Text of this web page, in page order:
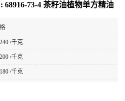
68916-73-4 茶籽油植物单方精油
240 /千克
200 /千克
180 /千克